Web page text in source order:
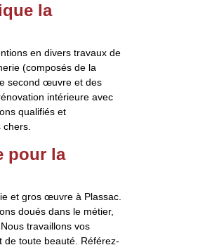
la
en divers travaux de
(composés de la
second œuvre et des
intérieure avec
qualifiés et
pour la
et gros œuvre à Plassac.
doués dans le métier,
travaillons vos
de toute beauté. Référez-